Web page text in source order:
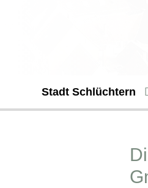
Stadt Schlüchtern